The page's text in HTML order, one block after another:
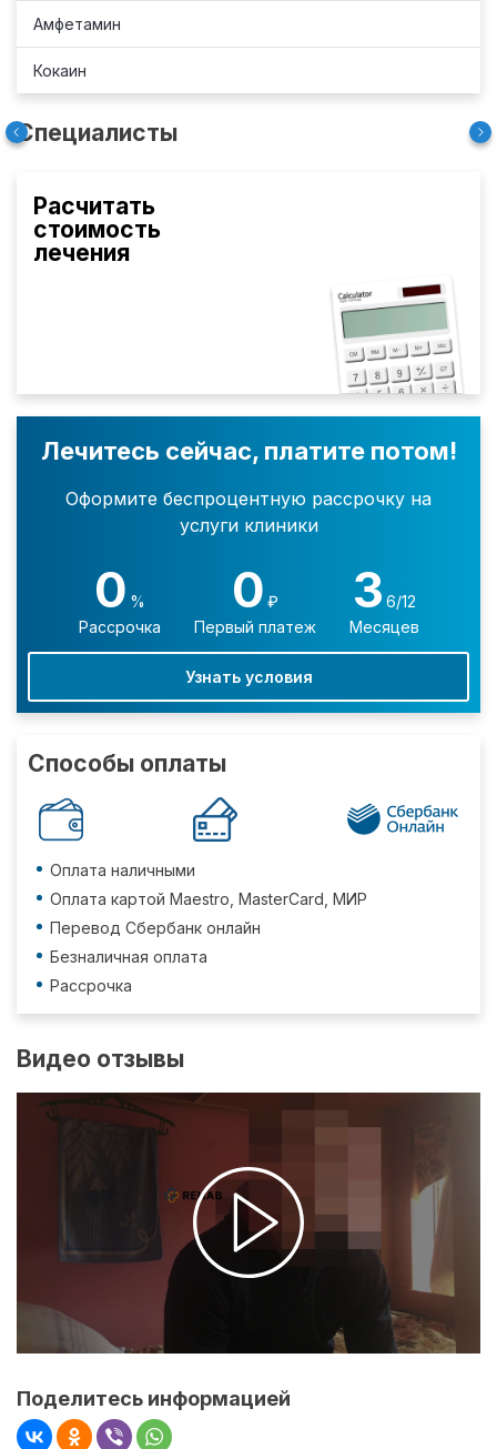
Амфетамин
Кокаин
Специалисты
Расчитать
стоимость
лечения
Лечитесь сейчас, платите потом!
Оформите беспроцентную рассрочку на
услуги клиники
0 %
Рассрочка
0 ₽
Первый платеж
3 6/12
Месяцев
Узнать условия
Способы оплаты
Оплата наличными
Оплата картой Maestro, MasterCard, МИР
Перевод Сбербанк онлайн
Безналичная оплата
Рассрочка
Видео отзывы
Поделитесь информацией